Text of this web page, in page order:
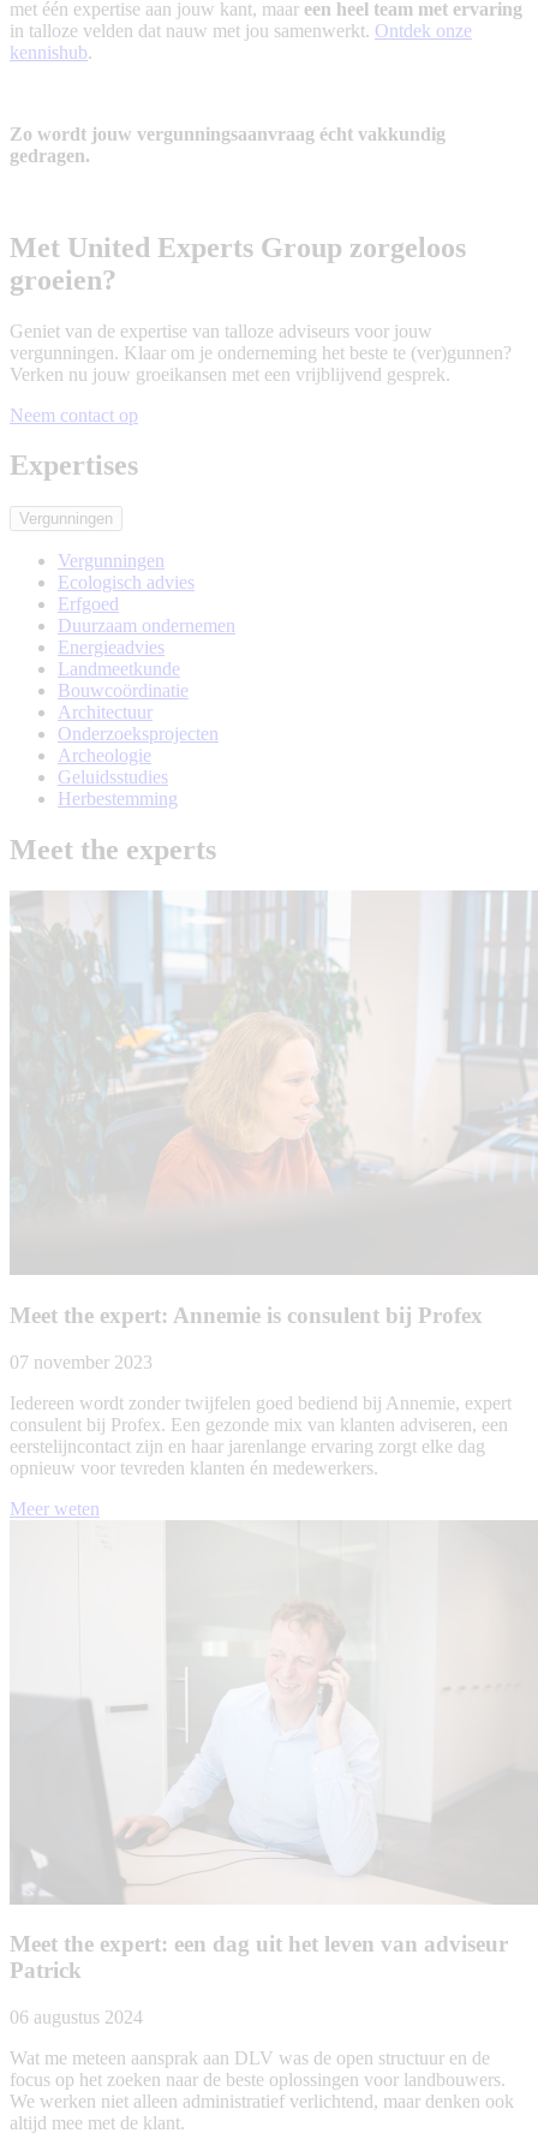
met één expertise aan jouw kant, maar een heel team met ervaring
in talloze velden dat nauw met jou samenwerkt. Ontdek onze
kennishub.
Zo wordt jouw vergunningsaanvraag écht vakkundig
gedragen.
Met United Experts Group zorgeloos
groeien?
Geniet van de expertise van talloze adviseurs voor jouw
vergunningen. Klaar om je onderneming het beste te (ver)gunnen?
Verken nu jouw groeikansen met een vrijblijvend gesprek.
Neem contact op
Expertises
Vergunningen
Vergunningen
Ecologisch advies
Erfgoed
Duurzaam ondernemen
Energieadvies
Landmeetkunde
Bouwcoördinatie
Architectuur
Onderzoeksprojecten
Archeologie
Geluidsstudies
Herbestemming
Meet the experts
Meet the expert: Annemie is consulent bij Profex
07 november 2023
Iedereen wordt zonder twijfelen goed bediend bij Annemie, expert
consulent bij Profex. Een gezonde mix van klanten adviseren, een
eerstelijncontact zijn en haar jarenlange ervaring zorgt elke dag
opnieuw voor tevreden klanten én medewerkers.
Meer weten
Meet the expert: een dag uit het leven van adviseur
Patrick
06 augustus 2024
Wat me meteen aansprak aan DLV was de open structuur en de
focus op het zoeken naar de beste oplossingen voor landbouwers.
We werken niet alleen administratief verlichtend, maar denken ook
altijd mee met de klant.